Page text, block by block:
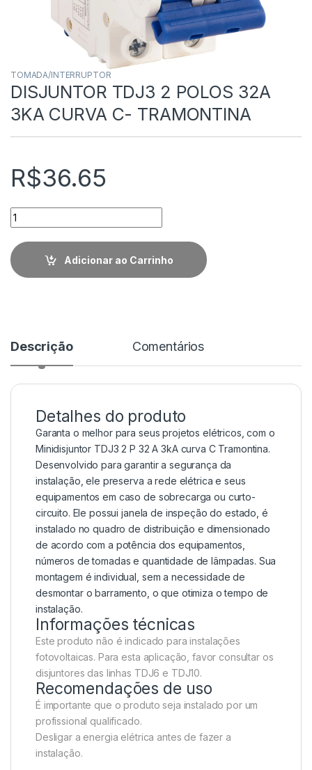
TOMADA/INTERRUPTOR
DISJUNTOR TDJ3 2 POLOS 32A
3KA CURVA C- TRAMONTINA
R$36.65
Quantidade
Adicionar ao Carrinho
Descrição Comentários
Detalhes do produto
Garanta o melhor para seus projetos elétricos, com o
Minidisjuntor TDJ3 2 P 32 A 3kA curva C Tramontina.
Desenvolvido para garantir a segurança da
instalação, ele preserva a rede elétrica e seus
equipamentos em caso de sobrecarga ou curto-
circuito. Ele possui janela de inspeção do estado, é
instalado no quadro de distribuição e dimensionado
de acordo com a potência dos equipamentos,
números de tomadas e quantidade de lâmpadas. Sua
montagem é individual, sem a necessidade de
desmontar o barramento, o que otimiza o tempo de
instalação.
Informações técnicas
Este produto não é indicado para instalações
fotovoltaicas. Para esta aplicação, favor consultar os
disjuntores das linhas TDJ6 e TDJ10.
Recomendações de uso
É importante que o produto seja instalado por um
profissional qualificado.
Desligar a energia elétrica antes de fazer a
instalação.